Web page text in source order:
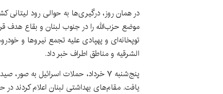
موضع حزب‌الله را در جنوب لبنان و بقاع هدف
توپخانه‌ای و پهپادی علیه تجمع نیروها و
الشرقیه و مناطق اطراف خبر داد.
پنج‌شنبه ۷ خرداد، حملات اسرائیل به